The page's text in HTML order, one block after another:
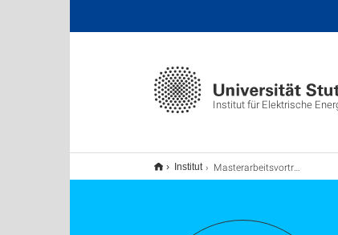
Institut für Elektrische
Institut Masterarbeitsvortrag